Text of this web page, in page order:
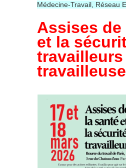
Médecine-Travail, Réseau
Assises de
et la
travailleurs